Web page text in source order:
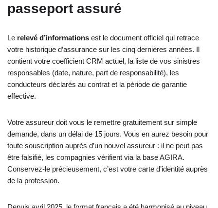
passeport assuré
Le relevé d’informations est le document officiel qui retrace
votre historique d’assurance sur les cinq dernières années. Il
contient votre coefficient CRM actuel, la liste de vos sinistres
responsables (date, nature, part de responsabilité), les
conducteurs déclarés au contrat et la période de garantie
effective.
Votre assureur doit vous le remettre gratuitement sur simple
demande, dans un délai de 15 jours. Vous en aurez besoin pour
toute souscription auprès d’un nouvel assureur : il ne peut pas
être falsifié, les compagnies vérifient via la base AGIRA.
Conservez-le précieusement, c’est votre carte d’identité auprès
de la profession.